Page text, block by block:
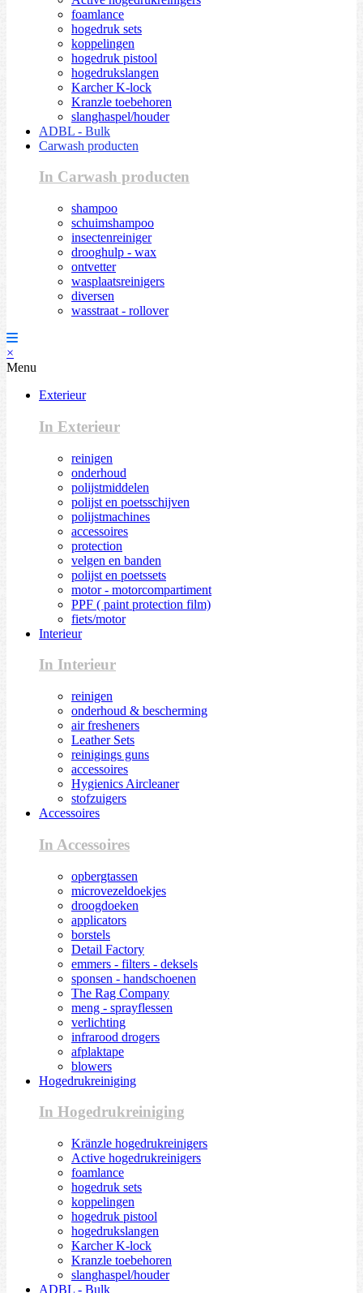
foamlance
hogedruk sets
koppelingen
hogedruk pistool
hogedrukslangen
Karcher K-lock
Kranzle toebehoren
slanghaspel/houder
ADBL - Bulk
Carwash producten
In Carwash producten
shampoo
schuimshampoo
insectenreiniger
drooghulp - wax
ontvetter
wasplaatsreinigers
diversen
wasstraat - rollover
×
Menu
Exterieur
In Exterieur
reinigen
onderhoud
polijstmiddelen
polijst en poetsschijven
polijstmachines
accessoires
protection
velgen en banden
polijst en poetssets
motor - motorcompartiment
PPF ( paint protection film)
fiets/motor
Interieur
In Interieur
reinigen
onderhoud & bescherming
air fresheners
Leather Sets
reinigings guns
accessoires
Hygienics Aircleaner
stofzuigers
Accessoires
In Accessoires
opbergtassen
microvezeldoekjes
droogdoeken
applicators
borstels
Detail Factory
emmers - filters - deksels
sponsen - handschoenen
The Rag Company
meng - sprayflessen
verlichting
infrarood drogers
afplaktape
blowers
Hogedrukreiniging
In Hogedrukreiniging
Kränzle hogedrukreinigers
Active hogedrukreinigers
foamlance
hogedruk sets
koppelingen
hogedruk pistool
hogedrukslangen
Karcher K-lock
Kranzle toebehoren
slanghaspel/houder
ADBL - Bulk